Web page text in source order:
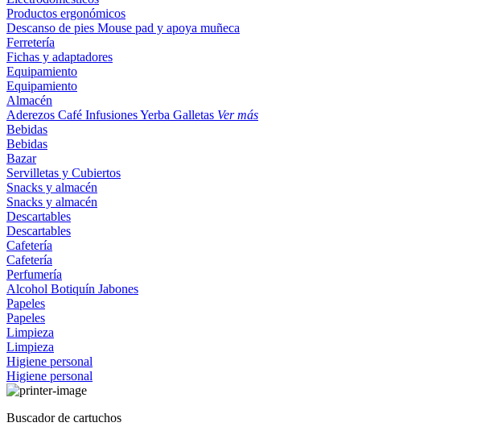
Productos ergonómicos
Descanso de pies Mouse pad y apoya muñeca
Ferretería
Fichas y adaptadores
Equipamiento
Equipamiento
Almacén
Aderezos Café InfusionesYerba Galletas Ver más
Bebidas
Bebidas
Bazar
Servilletas y Cubiertos
Snacks y almacén
Snacks y almacén
Descartables
Descartables
Cafetería
Cafetería
Perfumería
Alcohol Botiquín Jabones
Papeles
Papeles
Limpieza
Limpieza
Higiene personal
Higiene personal
Buscador de cartuchos